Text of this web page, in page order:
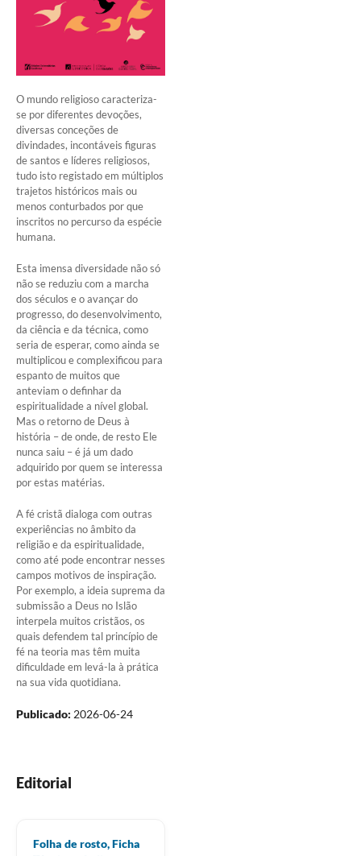
O mundo religioso caracteriza-
se por diferentes devoções,
diversas conceções de
divindades, incontáveis figuras
de santos e líderes religiosos,
tudo isto registado em múltiplos
trajetos históricos mais ou
menos conturbados por que
inscritos no percurso da espécie
humana.
Esta imensa diversidade não só
não se reduziu com a marcha
dos séculos e o avançar do
progresso, do desenvolvimento,
da ciência e da técnica, como
seria de esperar, como ainda se
multiplicou e complexificou para
espanto de muitos que
anteviam o definhar da
espiritualidade a nível global.
Mas o retorno de Deus à
história – de onde, de resto Ele
nunca saiu – é já um dado
adquirido por quem se interessa
por estas matérias.
A fé cristã dialoga com outras
experiências no âmbito da
religião e da espiritualidade,
como até pode encontrar nesses
campos motivos de inspiração.
Por exemplo, a ideia suprema da
submissão a Deus no Islão
interpela muitos cristãos, os
quais defendem tal princípio de
fé na teoria mas têm muita
dificuldade em levá-la à prática
na sua vida quotidiana.
Publicado: 2026-06-24
Editorial
Folha de rosto, Ficha